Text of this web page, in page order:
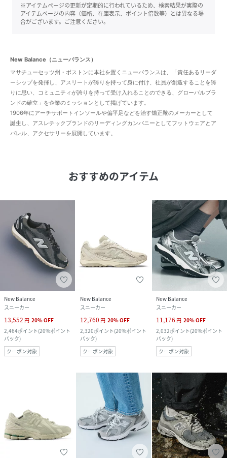
※アイテムページの更新が定期的に行われているため、検索結果が実際の
アイテムページの内容（価格、在庫表示、ポイント倍数等）とは異なる場
合がございます。ご注意ください。
New Balance（ニューバランス）
マサチューセッツ州・ボストンに本社を置くニューバランスは、「責任あるリーダ
ーシップを発揮し、アスリートが誇りを持って身に付け、社員が創造することを誇
りに思い、コミュニティが誇りを持って受け入れることのできる、グローバルブラ
ンドの確立」を企業のミッションとして掲げています。
1906年にアーチサポートインソールや偏平足などを治す矯正靴のメーカーとして
誕生し、アスレチックブランドのリーディングカンパニーとしてフットウェアとア
パレル、アクセサリーを展開しています。
おすすめのアイテム
New Balance
スニーカー
13,552 円 20%OFF
2,464ポイント(20%ポイント
バック)
クーポン対象
New Balance
スニーカー
12,760 円 20%OFF
2,320ポイント(20%ポイント
バック)
クーポン対象
New Balance
スニーカー
11,176 円 20%OFF
2,032ポイント(20%ポイント
バック)
クーポン対象